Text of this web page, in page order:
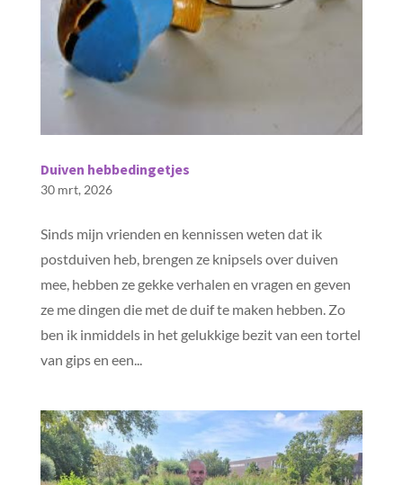
Duiven hebbedingetjes
30 mrt, 2026
Sinds mijn vrienden en kennissen weten dat ik
postduiven heb, brengen ze knipsels over duiven
mee, hebben ze gekke verhalen en vragen en geven
ze me dingen die met de duif te maken hebben. Zo
ben ik inmiddels in het gelukkige bezit van een tortel
van gips en een...